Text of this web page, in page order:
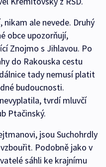
ale nevede. Druhý
obce upozorňují,
Znojmo s Jihlavou. Po
do Rakouska cestu
tady nemusí platit
budoucnosti.
tvrdí mluvčí
Ptačinský.
jsou Suchohrdly
Podobně jako v
sáhli ke krajnímu